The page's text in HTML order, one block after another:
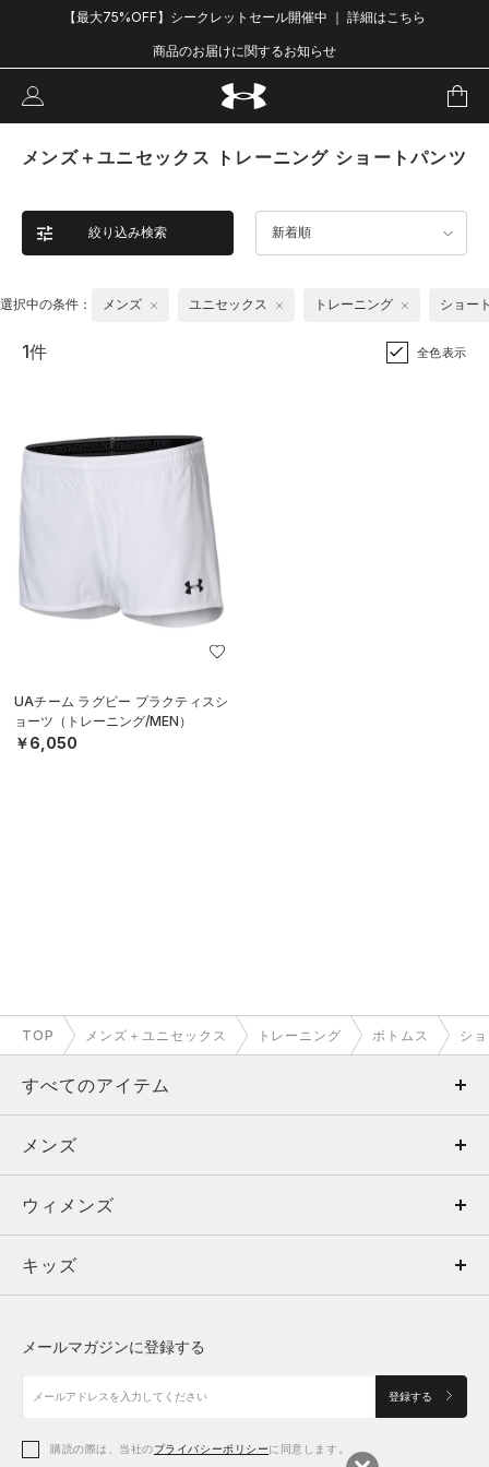
【最大75%OFF】シークレットセール開催中 ｜ 詳細はこちら
商品のお届けに関するお知らせ
メンズ＋ユニセックス トレーニング ショートパンツ
絞り込み検索 新着順
選択中の条件： メンズ ユニセックス トレーニング ショー
1件 全色表示
UAチーム ラグビー プラクティスシ
ョーツ（トレーニング/MEN）
￥6,050
TOP メンズ＋ユニセックス トレーニング ボトムス シ
すべてのアイテム
メンズ
ウィメンズ
キッズ
アクセサリー
メンズ
トップス
ボトムス
アクセサリー
ウィメンズ
トップス
シューズ
アクセサリー
キッズ
シューズ
メールマガジンに登録する
登録する
購読の際は、当社のプライバシーポリシーに同意します。